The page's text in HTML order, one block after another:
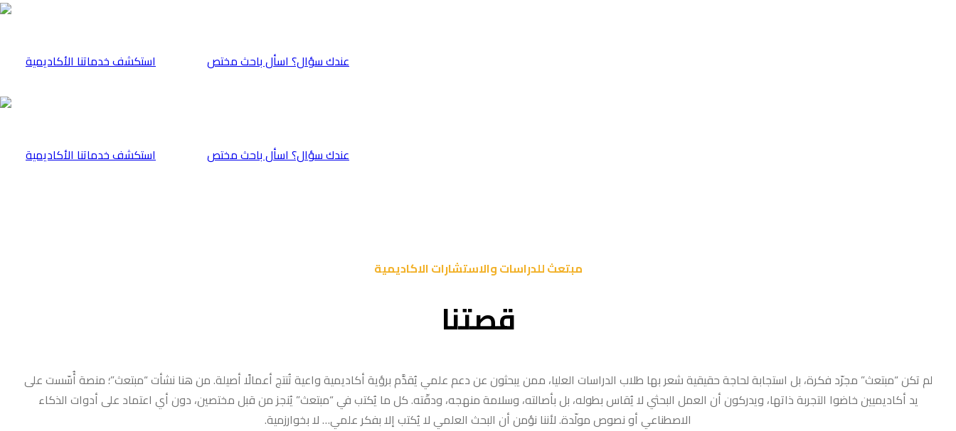
⁠استكشف خدماتنا الأكاديمية عندك سؤال؟ اسأل باحث مختص
⁠استكشف خدماتنا الأكاديمية عندك سؤال؟ اسأل باحث مختص
مبتعث للدراسات والاستشارات الاكاديمية
قصتنا
لم تكن “مبتعث” مجرّد فكرة، بل استجابة لحاجة حقيقية شعر بها طلاب الدراسات العليا، ممن يبحثون عن دعم علمي يُقدَّم برؤية أكاديمية واعية تُنتج أعمالًا أصيلة. من هنا نشأت “مبتعث”؛ منصة أُسّست على
يد أكاديميين خاضوا التجربة ذاتها، ويدركون أن العمل البحثي لا يُقاس بطوله، بل بأصالته، وسلامة منهجه، ودقّته. كل ما يُكتب في “مبتعث” يُنجز من قبل مختصين، دون أي اعتماد على أدوات الذكاء
الاصطناعي أو نصوص مولّدة. لأننا نؤمن أن البحث العلمي لا يُكتب إلا بفكر علمي… لا بخوارزمية.